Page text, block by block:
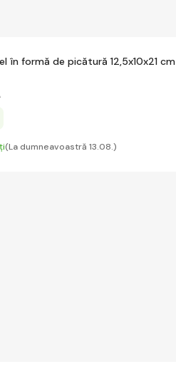
în formă de picătură 12,5x10x21 cm
(La dumneavoastră 13.08.)